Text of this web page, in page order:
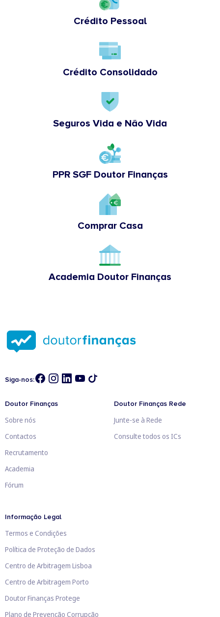
Crédito Pessoal
Crédito Consolidado
Seguros Vida e Não Vida
PPR SGF Doutor Finanças
Comprar Casa
Academia Doutor Finanças
Siga-nos:
Doutor Finanças
Sobre nós
Contactos
Recrutamento
Academia
Fórum
Doutor Finanças Rede
Junte-se à Rede
Consulte todos os ICs
Informação Legal
Termos e Condições
Política de Proteção de Dados
Centro de Arbitragem Lisboa
Centro de Arbitragem Porto
Doutor Finanças Protege
Plano de Prevenção Corrupção